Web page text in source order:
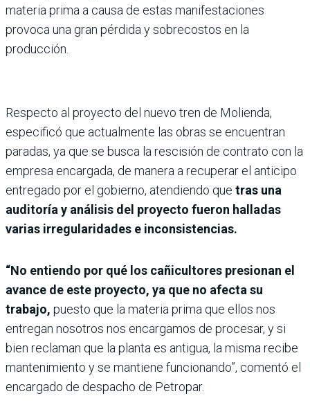
materia prima a causa de estas manifestaciones
provoca una gran pérdida y sobrecostos en la
producción.
Respecto al proyecto del nuevo tren de Molienda,
especificó que actualmente las obras se encuentran
paradas, ya que se busca la rescisión de contrato con la
empresa encargada, de manera a recuperar el anticipo
entregado por el gobierno, atendiendo que tras una
auditoría y análisis del proyecto fueron halladas
varias irregularidades e inconsistencias.
“No entiendo por qué los cañicultores presionan el
avance de este proyecto, ya que no afecta su
trabajo, puesto que la materia prima que ellos nos
entregan nosotros nos encargamos de procesar, y si
bien reclaman que la planta es antigua, la misma recibe
mantenimiento y se mantiene funcionando”, comentó el
encargado de despacho de Petropar.